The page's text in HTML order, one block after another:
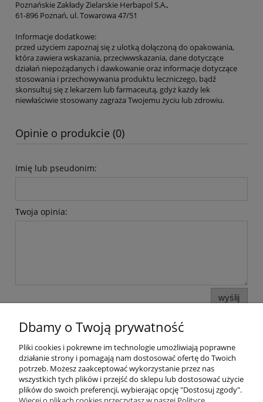
Poznańskie Zakłady Zielarskie Herbapol S.A.,
61-896 Poznań, ul. Towarowa 47/51
Informacje dodatkowe:
przed użyciem zapoznaj się z ulotką dołączoną do opakowania,
która zawiera wskazania, przeciwwskazania, dane dotyczące
działań niepożądanych i dawkowanie oraz informacje dotyczące
stosowania i przechowywania produktu leczniczego, bądź
skonsultuj się z lekarzem lub farmaceutą, gdyż każdy lek
niewłaściwie stosowany zagraża Twojemu życiu lub zdrowiu.
Opinie o produkcie (0)
Imię lub pseudonim:
Twoja opinia:
wyślij
Pomoc
Moje konto
Dbamy o Twoją prywatność
Pliki cookies i pokrewne im technologie umożliwiają poprawne
działanie strony i pomagają nam dostosować ofertę do Twoich
potrzeb. Możesz zaakceptować wykorzystanie przez nas
wszystkich tych plików i przejść do sklepu lub dostosować użycie
plików do swoich preferencji, wybierając opcję "Dostosuj zgody".